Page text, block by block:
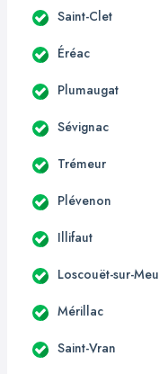
Saint-Clet
Éréac
Plumaugat
Sévignac
Trémeur
Plévenon
Illifaut
Loscouët-sur-Meu
Mérillac
Saint-Vran